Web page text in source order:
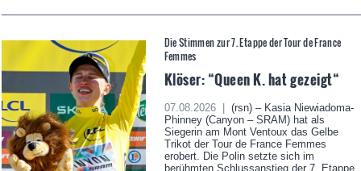
Die Stimmen zur 7. Etappe der Tour de France
Femmes
Klöser: “Queen K. hat gezeigt“
07.08.2026 |
(rsn) – Kasia Niewiadoma-
Phinney (Canyon – SRAM) hat als
Siegerin am Mont Ventoux das Gelbe
Trikot der Tour de France Femmes
erobert. Die Polin setzte sich im
berühmten Schlussanstieg der 7. Etappe